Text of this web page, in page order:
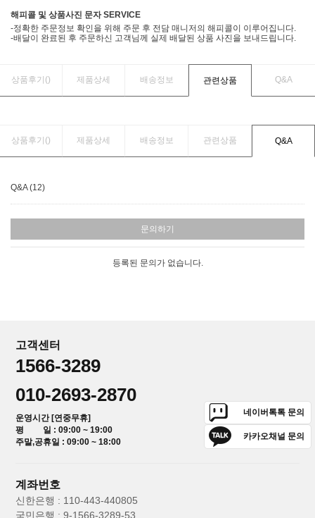
해피콜 및 상품사진 문자 SERVICE
-정확한 주문정보 확인을 위해 주문 후 전담 매니저의 해피콜이 이루어집니다.
-배달이 완료된 후 주문하신 고객님께 실제 배달된 상품 사진을 보내드립니다.
상품후기() 제품상세 배송정보 관련상품 Q&A
상품후기() 제품상세 배송정보 관련상품 Q&A
Q&A (12)
문의하기
등록된 문의가 없습니다.
고객센터
1566-3289
010-2693-2870
운영시간 [연중무휴]
평 일 : 09:00 ~ 19:00
주말,공휴일 : 09:00 ~ 18:00
네이버톡톡 문의
카카오채널 문의
계좌번호
신한은행 : 110-443-440805
국민은행 : 9-1566-3289-53